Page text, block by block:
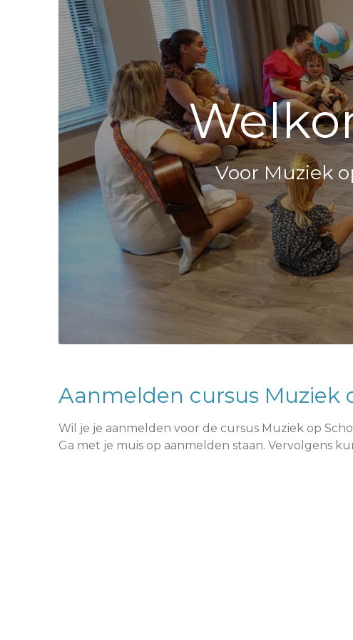
Voor Muziek
Aanmelden cursus Muziek
Wil je je aanmelden voor de cursus Muziek op
Ga met je muis op aanmelden staan. Vervolgens